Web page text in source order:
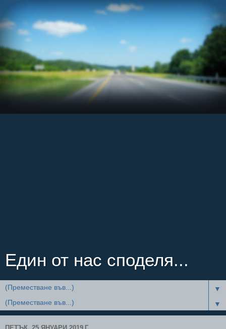
Един от нас споделя...
▼
▼
ПЕТЪК, 25 ЯНУАРИ 2019 Г.